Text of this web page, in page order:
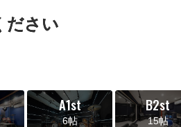
ださい
A1st
6帖
B2st
15帖